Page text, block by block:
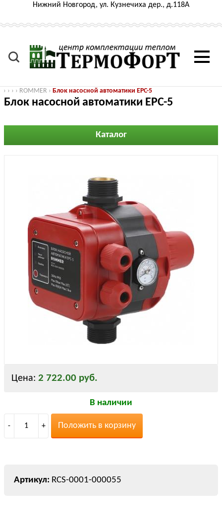
Нижний Новгород, ул. Кузнечиха дер., д.118А
› › › › ROMMER › Блок насосной автоматики EPC-5
Блок насосной автоматики EPC-5
Каталог
Цена: 2 722.00 руб.
В наличии
- 1 + Положить в корзину
RCS-0001-000055